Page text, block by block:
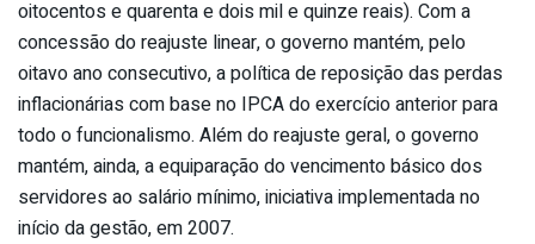
oitocentos e quarenta e dois mil e quinze reais). Com a
concessão do reajuste linear, o governo mantém, pelo
oitavo ano consecutivo, a política de reposição das perdas
inflacionárias com base no IPCA do exercício anterior para
todo o funcionalismo. Além do reajuste geral, o governo
mantém, ainda, a equiparação do vencimento básico dos
servidores ao salário mínimo, iniciativa implementada no
início da gestão, em 2007.